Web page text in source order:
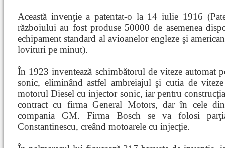
Această invenţie a patentat-o la 14 iulie 1916
războiului au fost produse 50000 de asemenea
echipament standard al avioanelor engleze şi
lovituri pe minut).
În 1923 inventează schimbătorul de viteze automat
sonic, eliminând astfel ambreiajul şi cutia de
motorul Diesel cu injector sonic, iar pentru
contract cu firma General Motors, dar în cele
compania GM. Firma Bosch se va folosi
Constantinescu, creând motoarele cu injecţie.